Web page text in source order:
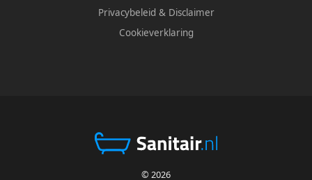
Privacybeleid & Disclaimer
Cookieverklaring
© 2026